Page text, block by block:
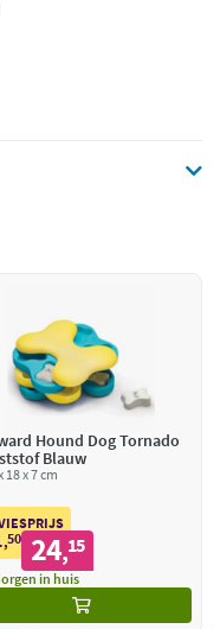
Hound Dog Tornado
Blauw
18 x 7 cm
,50 24,15
in huis